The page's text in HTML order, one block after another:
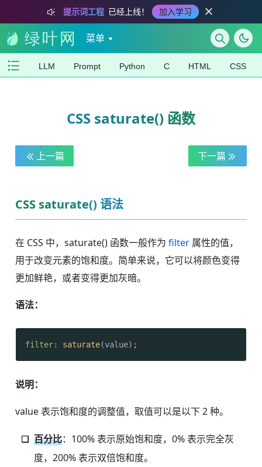
提示词工程 已经上线！ 加入学习
菜单
LLM Prompt Python C HTML CSS
CSS saturate() 函数
上一篇 下一篇
CSS saturate() 语法
在 CSS 中，saturate() 函数一般作为 filter 属性的值，
用于改变元素的饱和度。简单来说，它可以将颜色变得
更加鲜艳，或者变得更加灰暗。
语法：
filter: saturate(value);
说明：
value 表示饱和度的调整值，取值可以是以下 2 种。
百分比：100% 表示原始饱和度，0% 表示完全灰
度，200% 表示双倍饱和度。